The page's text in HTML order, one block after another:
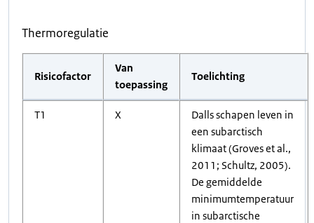
Thermoregulatie
Risicofactor
Van
toepassing
Toelichting
T1 X
Dalls schapen leven in
een subarctisch
klimaat (Groves et al.,
2011; Schultz, 2005).
De gemiddelde
minimumtemperatuur
in subarctische